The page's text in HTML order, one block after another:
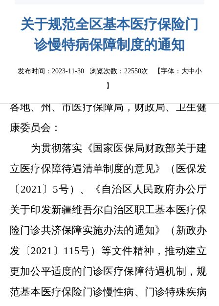
关于规范全区基本医疗保险门
诊慢特病保障制度的通知
发布时间：2023-11-30 浏览次数： 22550次 【字体： 大中小
】
各地、州、市医疗保障局，财政局、卫生健
康委员会：
为贯彻落实《国家医保局财政部关于建
立医疗保障待遇清单制度的意见》（医保发
〔2021〕5号） 、
《自治区人民政府办公厅
关于印发新疆维吾尔自治区职工基本医疗保
险门诊共济保障实施办法的通知》（新政办
发〔2021〕115号）等文件精神，推动建立
更加公平适度的门诊医疗保障待遇机制，规
范基本医疗保险门诊慢性病、 门诊特殊疾病